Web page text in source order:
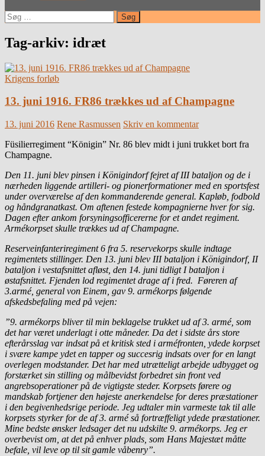
Søg
efter:
Tag-arkiv: idræt
Krigens forløb
13. juni 1916. FR86 trækkes ud af Champagne
13. juni 2016 Rene Rasmussen Skriv en kommentar
Füsilierregiment “Königin” Nr. 86 blev midt i juni trukket bort fra
Champagne.
Den 11. juni blev pinsen i Königindorf fejret af III bataljon og de i
nærheden liggende artilleri- og pionerformationer med en sportsfest
under overværelse af den kommanderende general. Kapløb, fodbold
og håndgranatkast. Om aftenen festede kompagnierne hver for sig.
Dagen efter ankom forsyningsofficererne for et andet regiment.
Armékorpset skulle trækkes ud af Champagne.
Reserveinfanteriregiment 6 fra 5. reservekorps skulle indtage
regimentets stillinger. Den 13. juni blev III bataljon i Königindorf, II
bataljon i vestafsnittet afløst, den 14. juni tidligt I bataljon i
østafsnittet. Fjenden lod regimentet drage af i fred. Føreren af
3.armé, general von Einem, gav 9. armékorps følgende
afskedsbefaling med på vejen:
”9. armékorps bliver til min beklagelse trukket ud af 3. armé, som
det har været underlagt i otte måneder. Da det i sidste års store
efterårsslag var indsat på et kritisk sted i arméfronten, ydede korpset
i svære kampe ydet en tapper og succesrig indsats over for en langt
overlegen modstander. Det har med utrætteligt arbejde udbygget og
forstærket sin stilling og målbevidst forbedret sin front ved
angrebsoperationer på de vigtigste steder. Korpsets førere og
mandskab fortjener den højeste anerkendelse for deres præstationer
i den begivenhedsrige periode. Jeg udtaler min varmeste tak til alle
korpsets styrker for de af 3. armé så fortræffeligt ydede præstationer.
Mine bedste ønsker ledsager det nu udskilte 9. armékorps. Jeg er
overbevist om, at det på enhver plads, som Hans Majestæt måtte
befale, vil leve op til sit gamle våbenry”.